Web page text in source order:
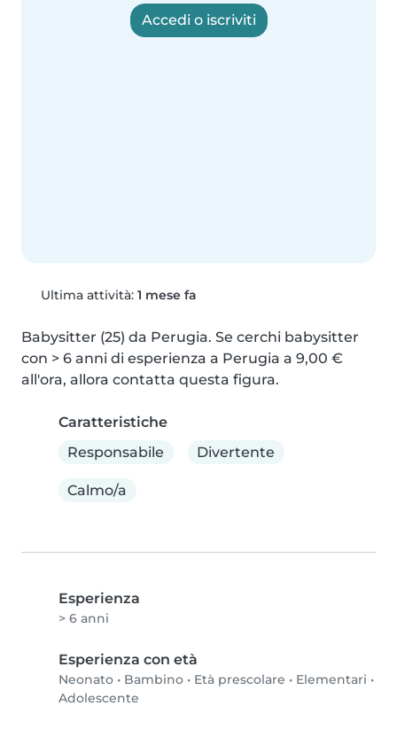
Accedi o iscriviti
Ultima attività: 1 mese fa
Babysitter (25) da Perugia. Se cerchi babysitter
con > 6 anni di esperienza a Perugia a 9,00 €
all'ora, allora contatta questa figura.
Caratteristiche
Responsabile
Divertente
Calmo/a
Esperienza
> 6 anni
Esperienza con età
Neonato • Bambino • Età prescolare • Elementari •
Adolescente